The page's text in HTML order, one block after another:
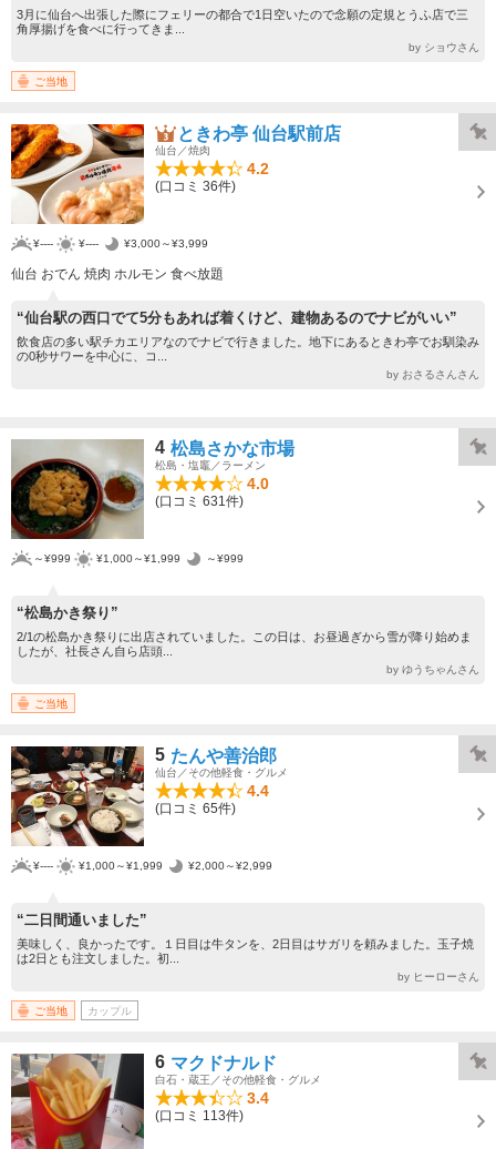
3月に仙台へ出張した際にフェリーの都合で1日空いたので念願の定規とうふ店で三
角厚揚げを食べに行ってきま...
by ショウさん
ご当地
ときわ亭 仙台駅前店
仙台／焼肉
4.2
(口コミ 36件)
¥---- ¥---- ¥3,000～¥3,999
仙台 おでん 焼肉 ホルモン 食べ放題
“仙台駅の西口でて5分もあれば着くけど、建物あるのでナビがいい”
飲食店の多い駅チカエリアなのでナビで行きました。地下にあるときわ亭でお馴染み
の0秒サワーを中心に、コ...
by おさるさんさん
4 松島さかな市場
松島・塩竈／ラーメン
4.0
(口コミ 631件)
～¥999 ¥1,000～¥1,999 ～¥999
“松島かき祭り”
2/1の松島かき祭りに出店されていました。この日は、お昼過ぎから雪が降り始めま
したが、社長さん自ら店頭...
by ゆうちゃんさん
ご当地
5 たんや善治郎
仙台／その他軽食・グルメ
4.4
(口コミ 65件)
¥---- ¥1,000～¥1,999 ¥2,000～¥2,999
“二日間通いました”
美味しく、良かったです。１日目は牛タンを、2日目はサガリを頼みました。玉子焼
は2日とも注文しました。初...
by ヒーローさん
ご当地 カップル
6 マクドナルド
白石・蔵王／その他軽食・グルメ
3.4
(口コミ 113件)